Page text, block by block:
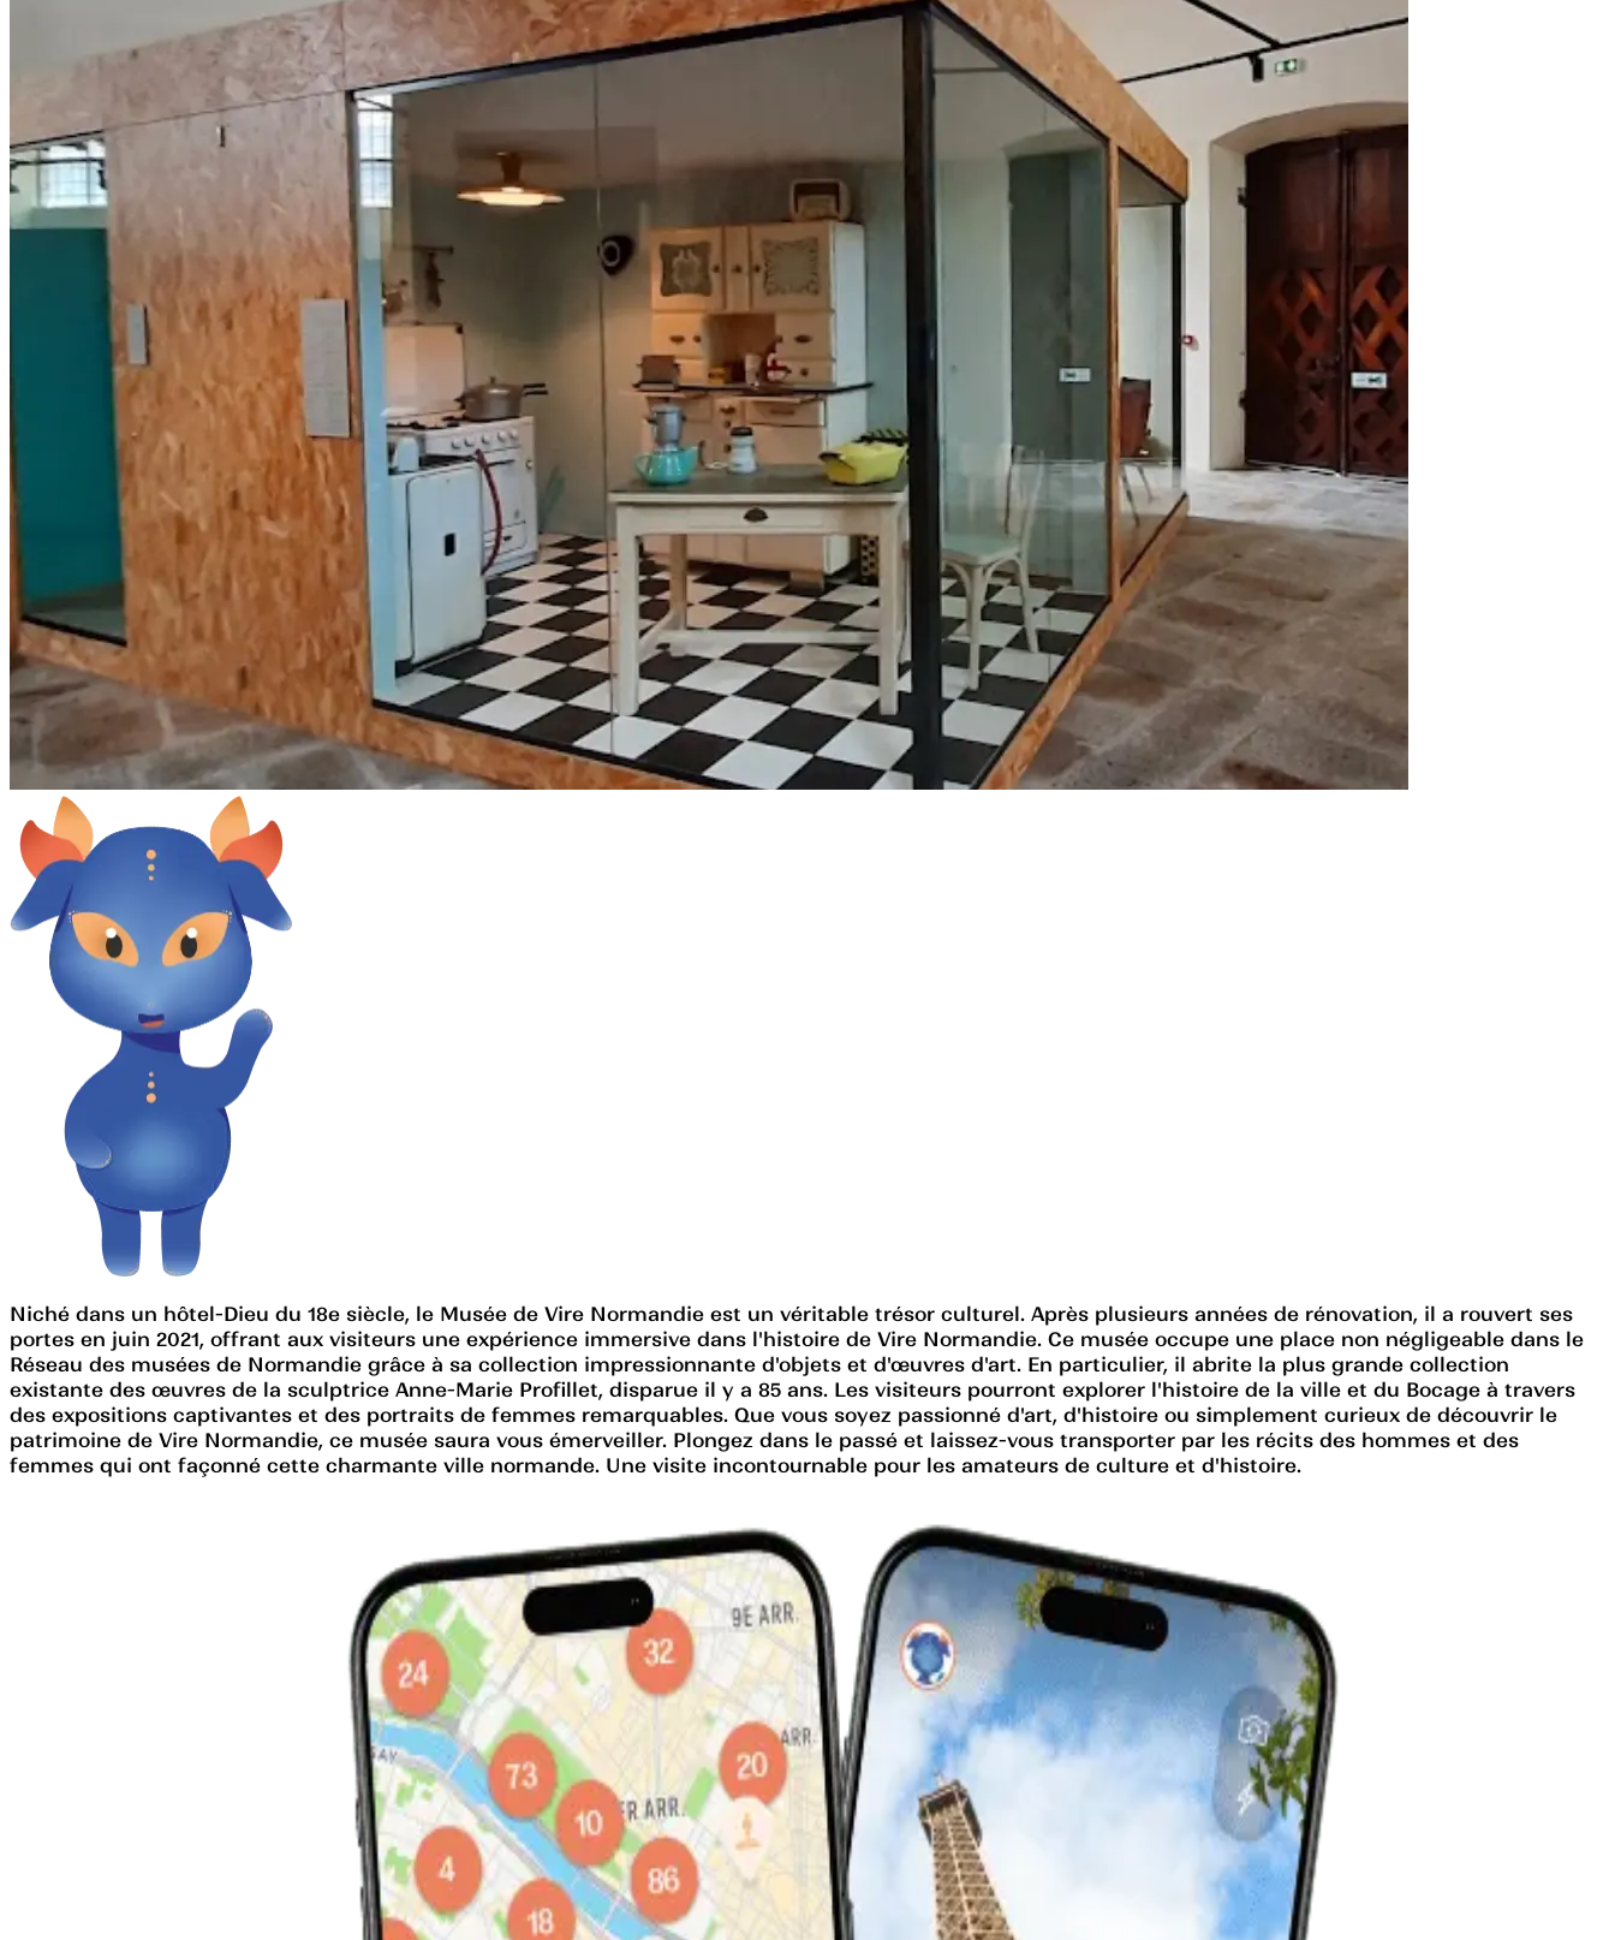
Niché dans un hôtel-Dieu du 18e siècle, le Musée de Vire Normandie est un véritable trésor culturel. Après plusieurs années de rénovation, il a rouvert ses
portes en juin 2021, offrant aux visiteurs une expérience immersive dans l'histoire de Vire Normandie. Ce musée occupe une place non négligeable dans le
Réseau des musées de Normandie grâce à sa collection impressionnante d'objets et d'œuvres d'art. En particulier, il abrite la plus grande collection
existante des œuvres de la sculptrice Anne-Marie Profillet, disparue il y a 85 ans. Les visiteurs pourront explorer l'histoire de la ville et du Bocage à travers
des expositions captivantes et des portraits de femmes remarquables. Que vous soyez passionné d'art, d'histoire ou simplement curieux de découvrir le
patrimoine de Vire Normandie, ce musée saura vous émerveiller. Plongez dans le passé et laissez-vous transporter par les récits des hommes et des
femmes qui ont façonné cette charmante ville normande. Une visite incontournable pour les amateurs de culture et d'histoire.